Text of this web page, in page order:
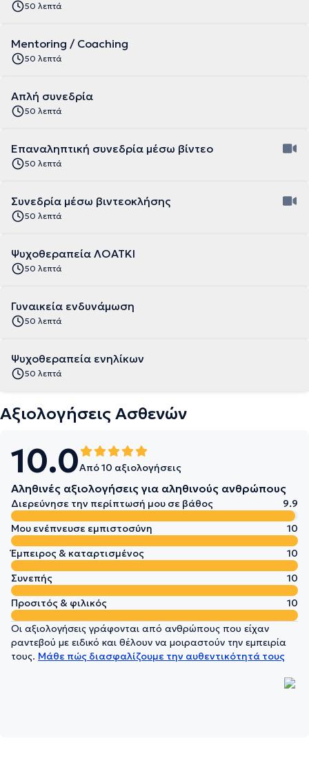
50 λεπτά
Mentoring / Coaching
50 λεπτά
Απλή συνεδρία
50 λεπτά
Επαναληπτική συνεδρία μέσω βίντεο
50 λεπτά
Συνεδρία μέσω βιντεοκλήσης
50 λεπτά
Ψυχοθεραπεία ΛΟΑΤΚΙ
50 λεπτά
Γυναικεία ενδυνάμωση
50 λεπτά
Ψυχοθεραπεία ενηλίκων
50 λεπτά
Αξιολογήσεις Ασθενών
10.0Από 10 αξιολογήσεις
Αληθινές αξιολογήσεις για αληθινούς ανθρώπους
Διερεύνησε την περίπτωσή μου σε βάθος
9.9
Μου ενέπνευσε εμπιστοσύνη
10
Έμπειρος & καταρτισμένος
10
Συνεπής
10
Προσιτός & φιλικός
10
Οι αξιολογήσεις γράφονται από ανθρώπους που είχαν
ραντεβού με ειδικό και θέλουν να μοιραστούν την εμπειρία
τους. Μάθε πώς διασφαλίζουμε την αυθεντικότητά τους